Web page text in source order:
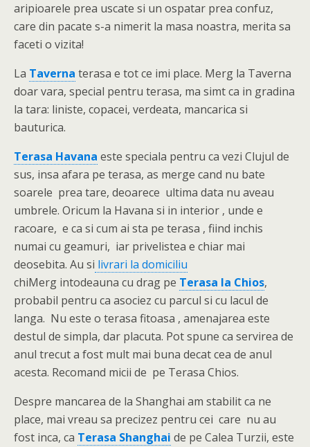
aripioarele prea uscate si un ospatar prea confuz,
care din pacate s-a nimerit la masa noastra, merita sa
faceti o vizita!
La Taverna terasa e tot ce imi place. Merg la Taverna
doar vara, special pentru terasa, ma simt ca in gradina
la tara: liniste, copacei, verdeata, mancarica si
bauturica.
Terasa Havana este speciala pentru ca vezi Clujul de
sus, insa afara pe terasa, as merge cand nu bate
soarele prea tare, deoarece ultima data nu aveau
umbrele. Oricum la Havana si in interior , unde e
racoare, e ca si cum ai sta pe terasa , fiind inchis
numai cu geamuri, iar privelistea e chiar mai
deosebita. Au si livrari la domiciliu
chiMerg intodeauna cu drag pe Terasa la Chios,
probabil pentru ca asociez cu parcul si cu lacul de
langa. Nu este o terasa fitoasa , amenajarea este
destul de simpla, dar placuta. Pot spune ca servirea de
anul trecut a fost mult mai buna decat cea de anul
acesta. Recomand micii de pe Terasa Chios.
Despre mancarea de la Shanghai am stabilit ca ne
place, mai vreau sa precizez pentru cei care nu au
fost inca, ca Terasa Shanghai de pe Calea Turzii, este